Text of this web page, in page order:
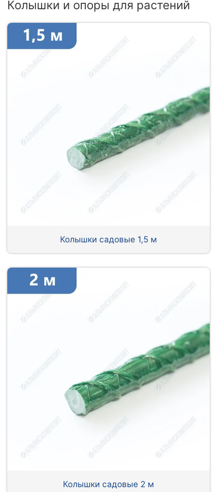
Колышки и опоры для растений
Колышки садовые 1,5 м
Колышки садовые 2 м